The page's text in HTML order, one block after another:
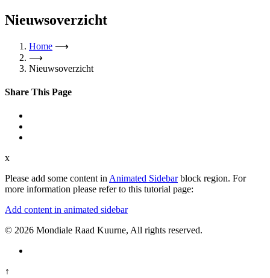
Nieuwsoverzicht
Home ⟶
⟶
Nieuwsoverzicht
Share This Page
x
Please add some content in Animated Sidebarblock region. For
more information please refer to this tutorial page:
Add content in animated sidebar
© 2026 Mondiale Raad Kuurne, All rights reserved.
↑